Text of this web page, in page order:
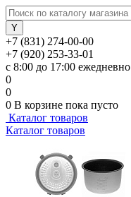
+7 (831) 274-00-00
+7 (920) 253-33-01
с 8:00 до 17:00 ежедневно
0
0
0 В корзине пока пусто
Каталог товаров
Каталог товаров